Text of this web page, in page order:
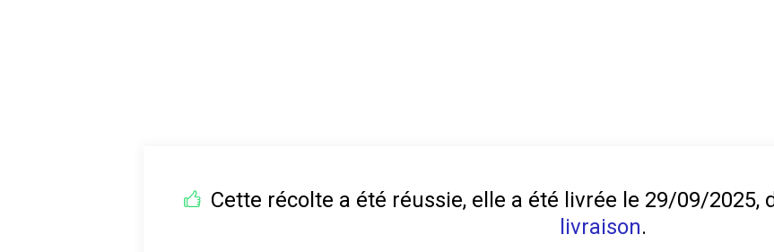
Cette récolte a été réussie, elle a été livrée le 29/09/2025,
livraison.